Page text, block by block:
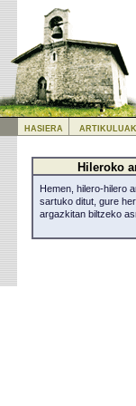
Hileroko
Hemen, hilero-hilero
sartuko ditut, gure
argazkitan biltzeko
hasiera artikuluak